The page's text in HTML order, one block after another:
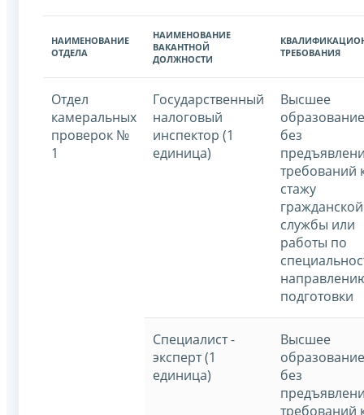
НАИМЕНОВАНИЕ
ОТДЕЛА
НАИМЕНОВАНИЕ
ВАКАНТНОЙ
ДОЛЖНОСТИ
ТРЕБОВАНИЯ
Отдел
камеральных
проверок №
1
Государственный
налоговый
инспектор (1
единица)
Высшее
без
требований
стажу
гражданской
службы или
работы по
подготовки
Специалист -
эксперт (1
единица)
Высшее
без
требований